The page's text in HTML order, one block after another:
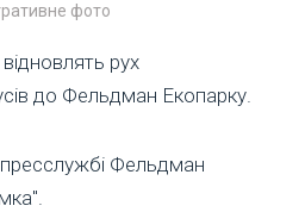
фото
рух
до Фельдман Екопарку.
Фельдман